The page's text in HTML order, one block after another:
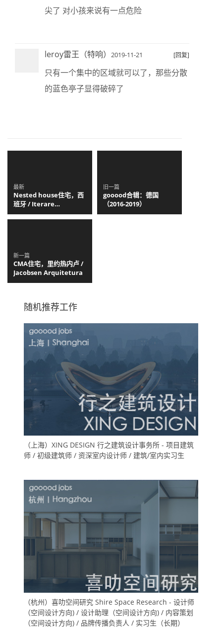
尖了 对小孩来说有一点危险
leroy雷王（特响） 2019-11-21 [回复]
只有一个集中的区域就可以了，那些分散
的蓝色亭子显得破碎了
最新
Nested house住宅，西
班牙 / Iterare
arquitectos
旧一篇
gooood合辑：德国
（2016-2019）
新一篇
CMA住宅，里约热内卢 /
Jacobsen Arquitetura
随机推荐工作
（上海）XING DESIGN 行之建筑设计事务所 - 项目建筑
师 / 初级建筑师 / 资深室内设计师 / 建筑/室内实习生
（杭州）喜叻空间研究 Shire Space Research - 设计师
（空间设计方向) / 设计助理（空间设计方向) / 内容策划
（空间设计方向) / 品牌传播负责人 / 实习生（长期）